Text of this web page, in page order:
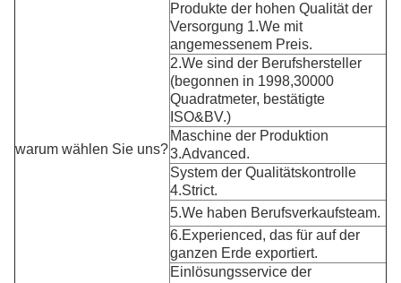
warum wählen Sie uns?
Produkte der hohen Qualität der
Versorgung 1.We mit
angemessenem Preis.
2.We sind der Berufshersteller
(begonnen in 1998,30000
Quadratmeter, bestätigte
ISO&BV.)
Maschine der Produktion
3.Advanced.
System der Qualitätskontrolle
4.Strict.
5.We haben Berufsverkaufsteam.
6.Experienced, das für auf der
ganzen Erde exportiert.
Einlösungsservice der